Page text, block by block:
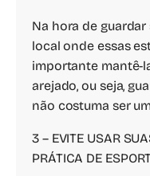
Na hora de
local onde essas
importante mantê-
arejado, ou seja,
não costuma ser
3 – EVITE USAR
PRÁTICA DE